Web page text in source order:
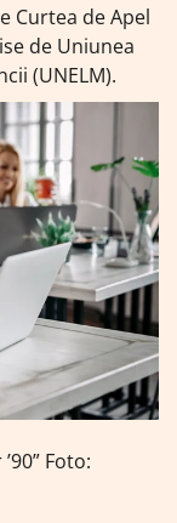
Curtea de Apel
de Uniunea
(UNELM).
Foto: